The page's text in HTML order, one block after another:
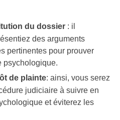
du dossier : il
des arguments
pertinentes pour prouver
psychologique.
de plainte: ainsi, vous serez
judiciaire à suivre en
et éviterez les